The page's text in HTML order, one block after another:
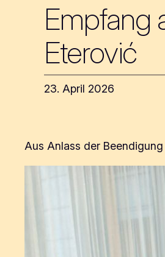
Empfang
Eterović
23. April 2026
Aus Anlass der